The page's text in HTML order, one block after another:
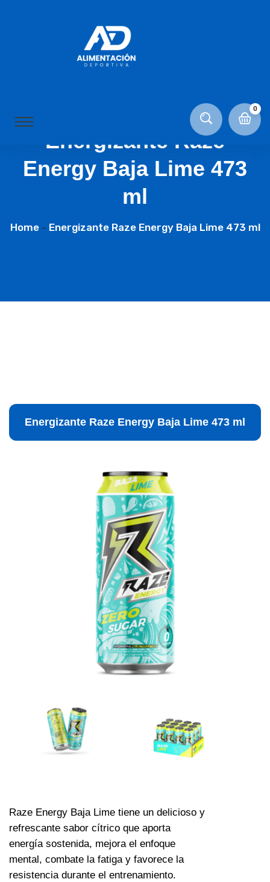
0
Energizante Raze
Energy Baja Lime 473
ml
Home Energizante Raze Energy Baja Lime 473 ml
Energizante Raze Energy Baja Lime 473 ml
Raze Energy Baja Lime tiene un delicioso y
refrescante sabor cítrico que aporta
energía sostenida, mejora el enfoque
mental, combate la fatiga y favorece la
resistencia durante el entrenamiento.